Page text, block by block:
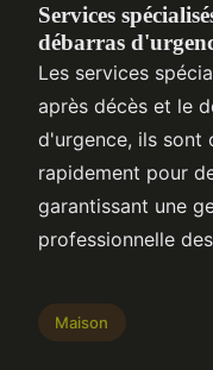
Services
débarras
Les services
après décès et le
d'urgence, ils sont
rapidement pour
garantissant une
professionnelle
Maison